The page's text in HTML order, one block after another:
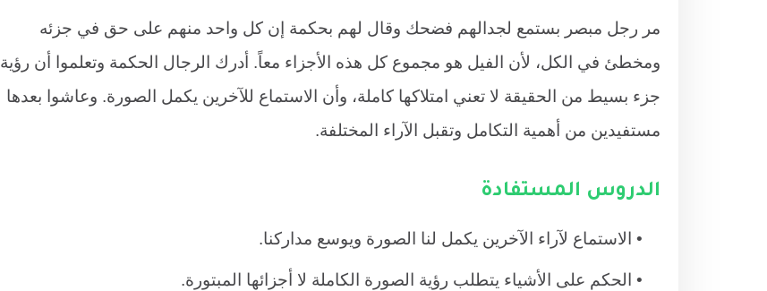
مر رجل مبصر بستمع لجدالهم فضحك وقال لهم بحكمة إن كل واحد منهم على حق في جزئه
ومخطئ في الكل، لأن الفيل هو مجموع كل هذه الأجزاء معاً. أدرك الرجال الحكمة وتعلموا أن رؤية
جزء بسيط من الحقيقة لا تعني امتلاكها كاملة، وأن الاستماع للآخرين يكمل الصورة. وعاشوا بعدها
مستفيدين من أهمية التكامل وتقبل الآراء المختلفة.
الدروس المستفادة
الاستماع لآراء الآخرين يكمل لنا الصورة ويوسع مداركنا.
الحكم على الأشياء يتطلب رؤية الصورة الكاملة لا أجزائها المبتورة.